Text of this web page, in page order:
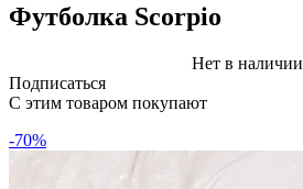
Футболка Scorpio
Нет в наличии
Подписаться
C этим товаром покупают
-70%